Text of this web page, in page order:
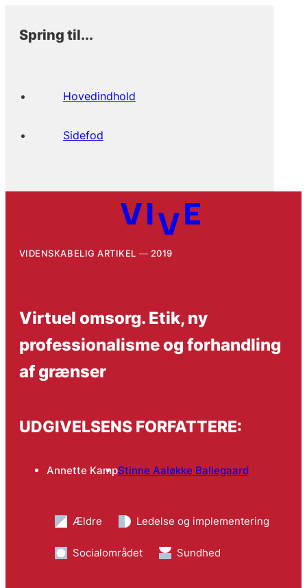
Spring til...
Hovedindhold
Sidefod
VIDENSKABELIG ARTIKEL 2019
Virtuel omsorg. Etik, ny
professionalisme og forhandling
af grænser
UDGIVELSENS FORFATTERE:
Annette KampStinne Aaløkke Ballegaard
Ældre Ledelse og implementering
Socialområdet Sundhed